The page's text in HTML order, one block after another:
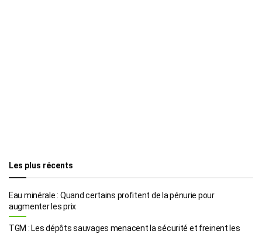
Les plus récents
Eau minérale : Quand certains profitent de la pénurie pour
augmenter les prix
TGM : Les dépôts sauvages menacent la sécurité et freinent les